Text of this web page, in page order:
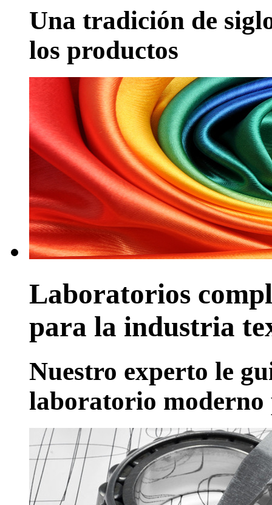
Una tradición de
los productos
Laboratorios
para la industria
Nuestro experto le
laboratorio moderno